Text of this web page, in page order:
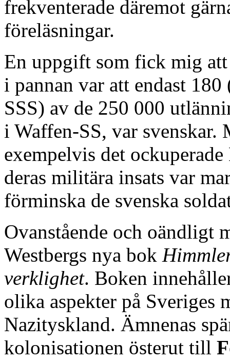
frekventerade däremot
föreläsningar.
En uppgift som fick mig
i pannan var att endast
SSS) av de 250 000
i Waffen-SS, var svenskar.
exempelvis det
deras militära insats var
förminska de svenska
Ovanstående och oändligt
Westbergs nya bok
verklighet. Boken
olika aspekter på Sveriges
Nazityskland. Ämnenas
kolonisationen österut till